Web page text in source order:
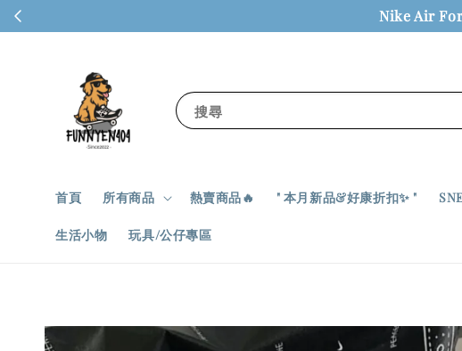
Nike Air
搜尋
首頁 所有商品 熱賣商品🔥 " 本月新品&好康折扣✨ "
生活小物 玩具/公仔專區